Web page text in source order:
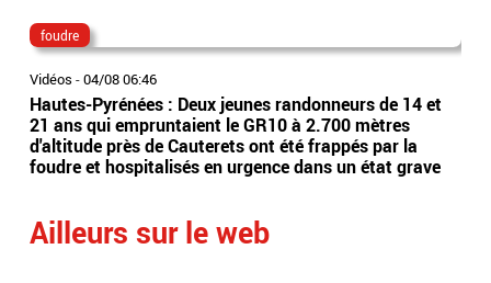
foudre
Vidéos -04/08 06:46
Hautes-Pyrénées : Deux jeunes randonneurs de 14 et
21 ans qui empruntaient le GR10 à 2.700 mètres
d'altitude près de Cauterets ont été frappés par la
foudre et hospitalisés en urgence dans un état grave
Ailleurs sur le web